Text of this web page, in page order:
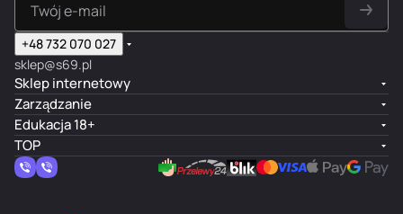
+48 732 070 027
sklep@s69.pl
Sklep internetowy
Zarządzanie
Edukacja 18+
TOP